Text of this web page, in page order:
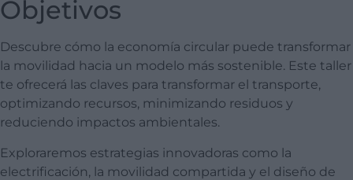
Objetivos
Descubre cómo la economía circular puede transformar
la movilidad hacia un modelo más sostenible. Este taller
te ofrecerá las claves para transformar el transporte,
optimizando recursos, minimizando residuos y
reduciendo impactos ambientales.
Exploraremos estrategias innovadoras como la
electrificación, la movilidad compartida y el diseño de